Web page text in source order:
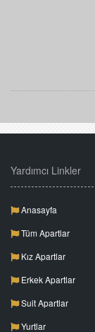
Yardımcı Linkler
Anasayfa
Tüm Apartlar
Kız Apartlar
Erkek Apartlar
Suit Apartlar
Yurtlar